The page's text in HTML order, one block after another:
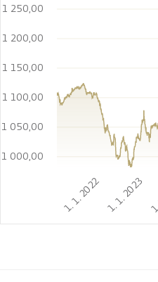
1. 1. 2022 1. 1. 2023
1 000,00
1 050,00
1 100,00
1 150,00
1 200,00
1 250,00